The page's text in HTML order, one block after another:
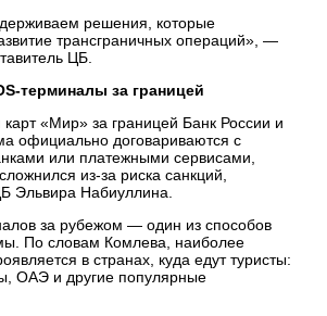
решения, которые
трансграничных операций», —
ЦБ.
терминалы за границей
«Мир» за границей Банк России и
официально договариваются с
или платежными сервисами,
из-за риска санкций,
Эльвира Набиуллина.
за рубежом — один из способов
По словам Комлева, наиболее
в странах, куда едут туристы:
ОАЭ и другие популярные